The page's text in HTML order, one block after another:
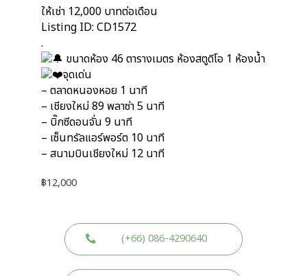
ให้เช่า 12,000 บาทต่อเดือน
Listing ID: CD1572
.
ขนาดห้อง 46 ตารางเมตร ห้องสตูดิโอ 1 ห้องน้ำ
จุดเด่น
– ตลาดหนองหอย 1 นาที
– เชียงใหม่ 89 พลาซ่า 5 นาที
– บิ๊กซีดอนจั่น 9 นาที
– เซ็นทรัลแอร์พอร์ต 10 นาที
– สนามบินเชียงใหม่ 12 นาที
฿12,000
(+66) 086-4290640